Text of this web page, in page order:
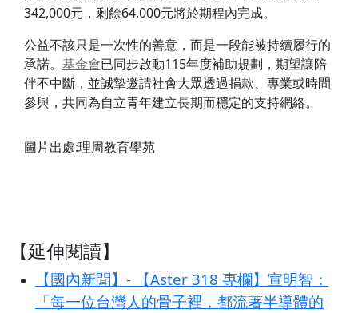
342,000元，剩餘64,000元將於期程內完成。
公益不該只是一次性的善意，而是一段能被持續履行的
承諾。 基金會已同步啟動115年度補助規劃，期望讓陪
伴不中斷，並誠摯邀請社會大眾透過捐款、專業或時間
參與，共同為自立青年建立長期而穩定的支持網絡。
圖片出處:理周教育學苑
【延伸閱讀】
【國內新聞】- 【Aster 318 專欄】宣明智：
「每一位台灣人的骨子裡，都流著半導體的